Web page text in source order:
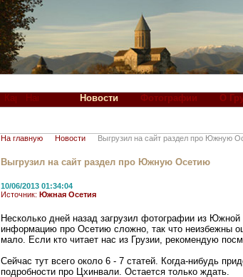
Новости Фотографии О
На главную Новости Выгрузил на сайт раздел про Южную
Выгрузил на сайт раздел про Южную Осетию
10/06/2013 01:34:04
Источник: Южная Осетия
Несколько дней назад загрузил фотографии из
информацию про Осетию сложно, так что неизбежны
мало. Если кто читает нас из Грузии, рекомендую
Сейчас тут всего около 6 - 7 статей. Когда-нибудь
подробности про Цхинвали. Остается только ждать.